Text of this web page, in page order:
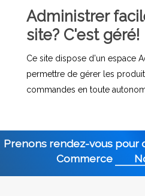
Administrer
site? C'est géré!
Ce site dispose d'un espace
permettre de gérer les
commandes en toute
Prenons rendez-vous
Commerce